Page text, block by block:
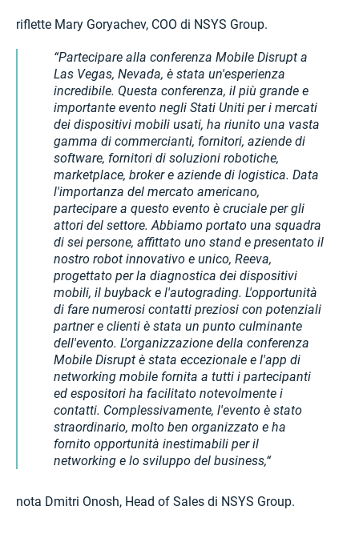
riflette Mary Goryachev, COO di NSYS Group.
Partecipare alla conferenza Mobile Disrupt a
Las Vegas, Nevada, è stata un'esperienza
incredibile. Questa conferenza, il più grande e
importante evento negli Stati Uniti per i mercati
dei dispositivi mobili usati, ha riunito una vasta
gamma di commercianti, fornitori, aziende di
software, fornitori di soluzioni robotiche,
marketplace, broker e aziende di logistica. Data
l'importanza del mercato americano,
partecipare a questo evento è cruciale per gli
attori del settore. Abbiamo portato una squadra
di sei persone, affittato uno stand e presentato il
nostro robot innovativo e unico, Reeva,
progettato per la diagnostica dei dispositivi
mobili, il buyback e l'autograding. L'opportunità
di fare numerosi contatti preziosi con potenziali
partner e clienti è stata un punto culminante
dell'evento. L'organizzazione della conferenza
Mobile Disrupt è stata eccezionale e l'app di
networking mobile fornita a tutti i partecipanti
ed espositori ha facilitato notevolmente i
contatti. Complessivamente, l'evento è stato
straordinario, molto ben organizzato e ha
fornito opportunità inestimabili per il
networking e lo sviluppo del business,
nota Dmitri Onosh, Head of Sales di NSYS Group.